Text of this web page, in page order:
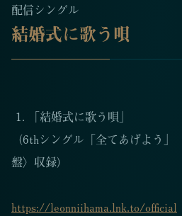
配信シングル
結婚式に歌う唄
「結婚式に歌う唄」
（6thシングル「全てあげよう
盤〉収録）
https://leonniihama.lnk.to/official